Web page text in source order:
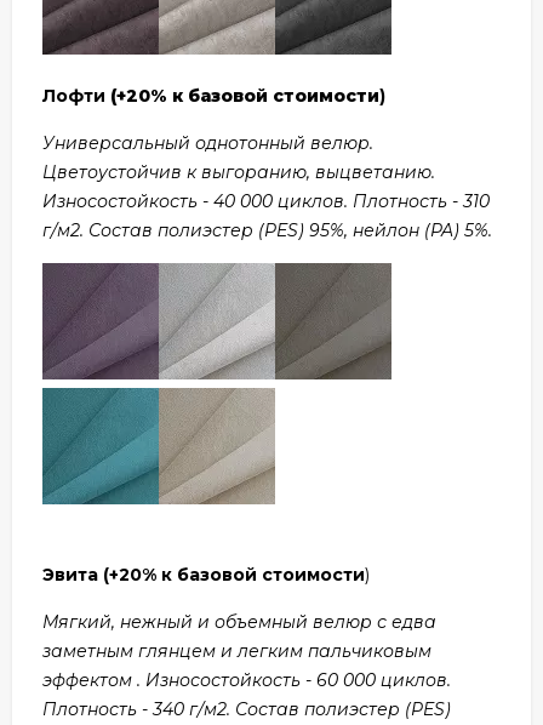
Лофти (+20% к базовой стоимости)
Универсальный однотонный велюр.
Цветоустойчив к выгоранию, выцветанию.
Износостойкость - 40 000 циклов. Плотность - 310
г/м2. Состав полиэстер (PES) 95%, нейлон (PA) 5%.
Эвита (+20% к базовой стоимости)
Мягкий, нежный и объемный велюр с едва
заметным глянцем и легким пальчиковым
эффектом . Износостойкость - 60 000 циклов.
Плотность - 340 г/м2. Состав полиэстер (PES)